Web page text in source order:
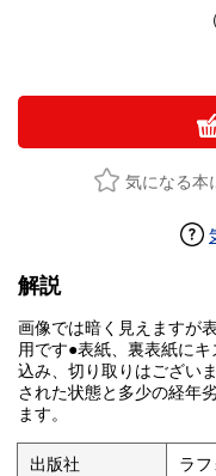
気になる本
解説
画像では暗く見えますが
用です●表紙、裏表紙に
込み、切り取りはござい
された状態と多少の経年
ます。
出版社 ラ